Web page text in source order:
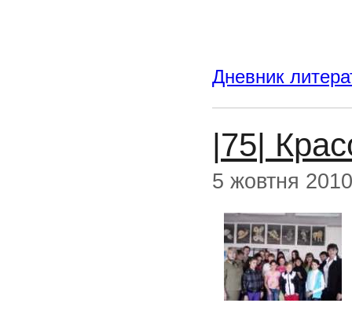
Дневник
|75|
5 жовтня 2010